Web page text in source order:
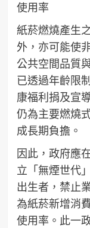
使用率
紙菸燃燒產生
外，亦可能使
公共空間品質
已透過年齡限
康福利捐及宣
仍為主要燃燒
成長期負擔。
因此，政府應
立「無煙世代
出生者，禁止
為紙菸新增消
使用率。此一